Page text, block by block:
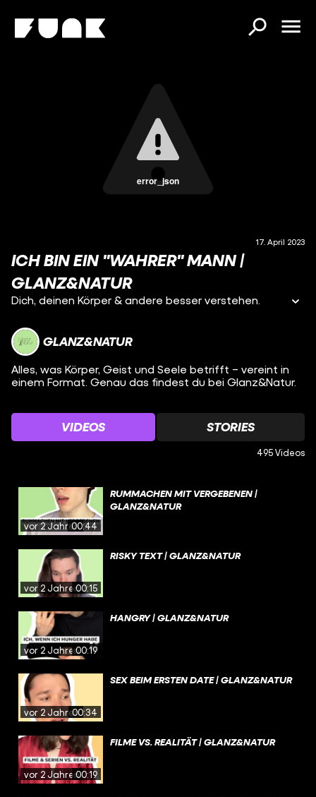
error_json
17. April 2023
ICH BIN EIN "WAHRER" MANN |
GLANZ&NATUR
Dich, deinen Körper & andere besser verstehen.
GLANZ&NATUR
Alles, was Körper, Geist und Seele betrifft – vereint in
einem Format. Genau das findest du bei Glanz&Natur.
VIDEOS STORIES
495 Videos
vor 2 Jahren00:44
RUMMACHEN MIT VERGEBENEN |
GLANZ&NATUR
vor 2 Jahren00:15
RISKY TEXT | GLANZ&NATUR
vor 2 Jahren00:19
HANGRY | GLANZ&NATUR
vor 2 Jahren00:34
SEX BEIM ERSTEN DATE | GLANZ&NATUR
vor 2 Jahren00:19
FILME VS. REALITÄT | GLANZ&NATUR